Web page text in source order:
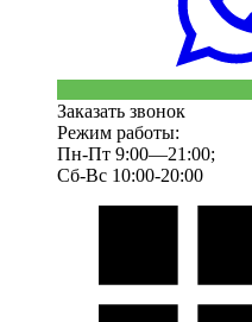
Заказать звонок
Режим работы:
Пн-Пт 9:00—21:00;
Сб-Вс 10:00-20:00